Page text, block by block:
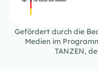
Gefördert durch die
Medien im
TANZEN,